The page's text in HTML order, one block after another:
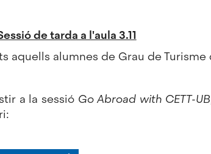
de tarda a l'aula 3.11
aquells alumnes de Grau de
a la sessió Go Abroad with CETT-UB